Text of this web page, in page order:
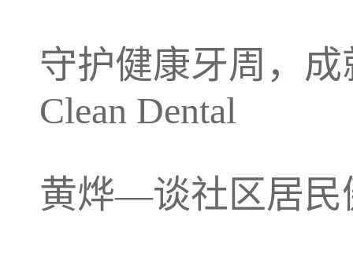
守护健康牙周，
Clean Dental
黄烨—谈社区居民